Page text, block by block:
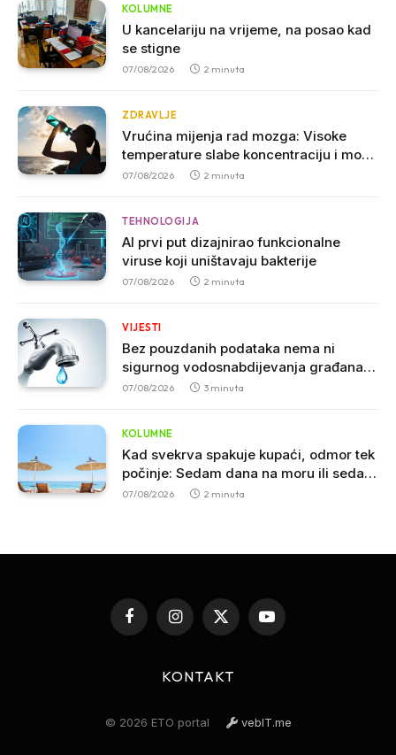
KOLUMNE
U kancelariju na vrijeme, na posao kad
se stigne
07/08/2026 2 minuta
ZDRAVLJE
Vrućina mijenja rad mozga: Visoke
temperature slabe koncentraciju i mogu
povećati agresivnost
07/08/2026 2 minuta
TEHNOLOGIJA
AI prvi put dizajnirao funkcionalne
viruse koji uništavaju bakterije
07/08/2026 2 minuta
VIJESTI
Bez pouzdanih podataka nema ni
sigurnog vodosnabdijevanja građana u
Crnoj Gori
07/08/2026 3 minuta
KOLUMNE
Kad svekrva spakuje kupaći, odmor tek
počinje: Sedam dana na moru ili sedam
godina iskustva
07/08/2026 2 minuta
FacebookInstagram
X
(Twitter)
YouTube
KONTAKT
© 2026 ETO portal vebIT.me